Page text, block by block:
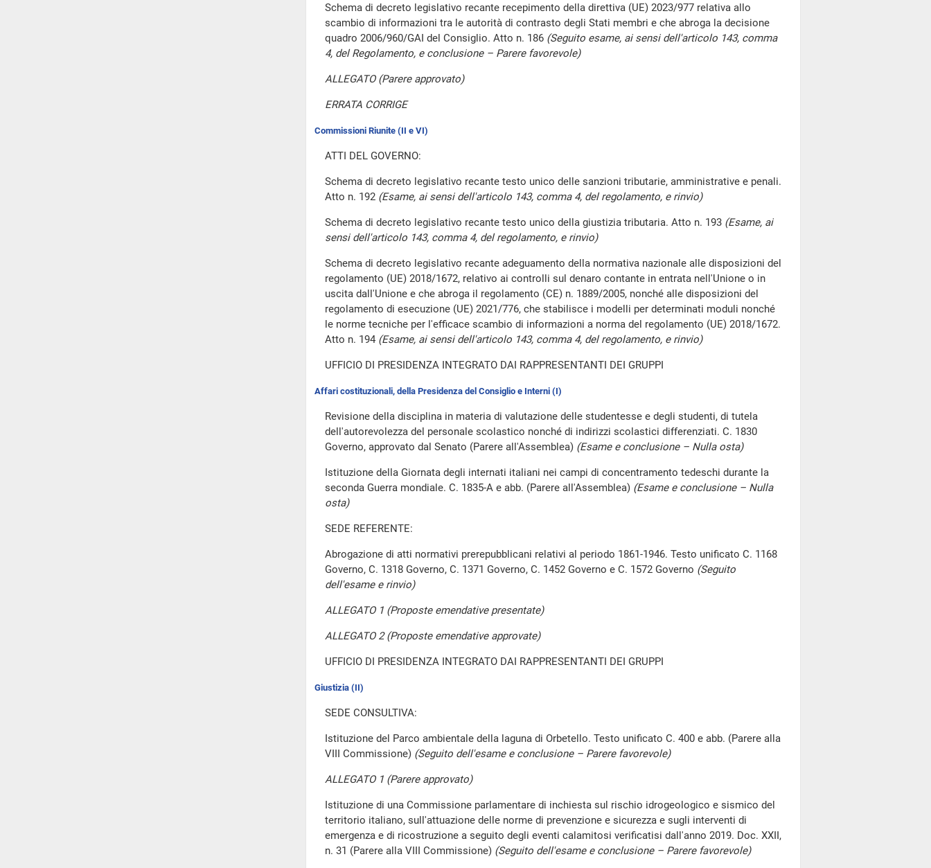
Schema di decreto legislativo recante recepimento della direttiva (UE) 2023/977 relativa allo
scambio di informazioni tra le autorità di contrasto degli Stati membri e che abroga la decisione
quadro 2006/960/GAI del Consiglio. Atto n. 186 (Seguito esame, ai sensi dell'articolo 143, comma
4, del Regolamento, e conclusione – Parere favorevole)
ALLEGATO (Parere approvato)
ERRATA CORRIGE
Commissioni Riunite (II e VI)
ATTI DEL GOVERNO:
Schema di decreto legislativo recante testo unico delle sanzioni tributarie, amministrative e penali.
Atto n. 192 (Esame, ai sensi dell'articolo 143, comma 4, del regolamento, e rinvio)
Schema di decreto legislativo recante testo unico della giustizia tributaria. Atto n. 193 (Esame, ai
sensi dell'articolo 143, comma 4, del regolamento, e rinvio)
Schema di decreto legislativo recante adeguamento della normativa nazionale alle disposizioni del
regolamento (UE) 2018/1672, relativo ai controlli sul denaro contante in entrata nell'Unione o in
uscita dall'Unione e che abroga il regolamento (CE) n. 1889/2005, nonché alle disposizioni del
regolamento di esecuzione (UE) 2021/776, che stabilisce i modelli per determinati moduli nonché
le norme tecniche per l'efficace scambio di informazioni a norma del regolamento (UE) 2018/1672.
Atto n. 194 (Esame, ai sensi dell'articolo 143, comma 4, del regolamento, e rinvio)
UFFICIO DI PRESIDENZA INTEGRATO DAI RAPPRESENTANTI DEI GRUPPI
Affari costituzionali, della Presidenza del Consiglio e Interni (I)
Revisione della disciplina in materia di valutazione delle studentesse e degli studenti, di tutela
dell'autorevolezza del personale scolastico nonché di indirizzi scolastici differenziati. C. 1830
Governo, approvato dal Senato (Parere all'Assemblea) (Esame e conclusione – Nulla osta)
Istituzione della Giornata degli internati italiani nei campi di concentramento tedeschi durante la
seconda Guerra mondiale. C. 1835-A e abb. (Parere all'Assemblea) (Esame e conclusione – Nulla
osta)
SEDE REFERENTE:
Abrogazione di atti normativi prerepubblicani relativi al periodo 1861-1946. Testo unificato C. 1168
Governo, C. 1318 Governo, C. 1371 Governo, C. 1452 Governo e C. 1572 Governo (Seguito
dell'esame e rinvio)
ALLEGATO 1 (Proposte emendative presentate)
ALLEGATO 2 (Proposte emendative approvate)
UFFICIO DI PRESIDENZA INTEGRATO DAI RAPPRESENTANTI DEI GRUPPI
Giustizia (II)
SEDE CONSULTIVA:
Istituzione del Parco ambientale della laguna di Orbetello. Testo unificato C. 400 e abb. (Parere alla
VIII Commissione) (Seguito dell'esame e conclusione – Parere favorevole)
ALLEGATO 1 (Parere approvato)
Istituzione di una Commissione parlamentare di inchiesta sul rischio idrogeologico e sismico del
territorio italiano, sull'attuazione delle norme di prevenzione e sicurezza e sugli interventi di
emergenza e di ricostruzione a seguito degli eventi calamitosi verificatisi dall'anno 2019. Doc. XXII,
n. 31 (Parere alla VIII Commissione) (Seguito dell'esame e conclusione – Parere favorevole)